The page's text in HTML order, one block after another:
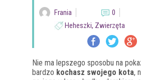
Frania
0
Heheszki, Zwierzęta
Nie ma lepszego sposobu na
bardzo kochasz swojego kota,